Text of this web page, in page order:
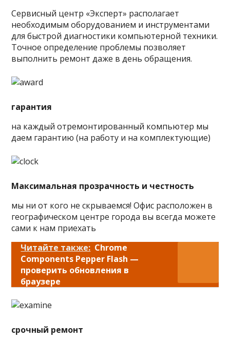
Сервисный центр «Эксперт» располагает
необходимым оборудованием и инструментами
для быстрой диагностики компьютерной техники.
Точное определение проблемы позволяет
выполнить ремонт даже в день обращения.
гарантия
на каждый отремонтированный компьютер мы
даем гарантию (на работу и на комплектующие)
Максимальная прозрачность и честность
мы ни от кого не скрываемся! Офис расположен в
географическом центре города вы всегда можете
сами к нам приехать
Читайте также: Chrome
Components Pepper Flash —
проверить обновления в
браузере
срочный ремонт